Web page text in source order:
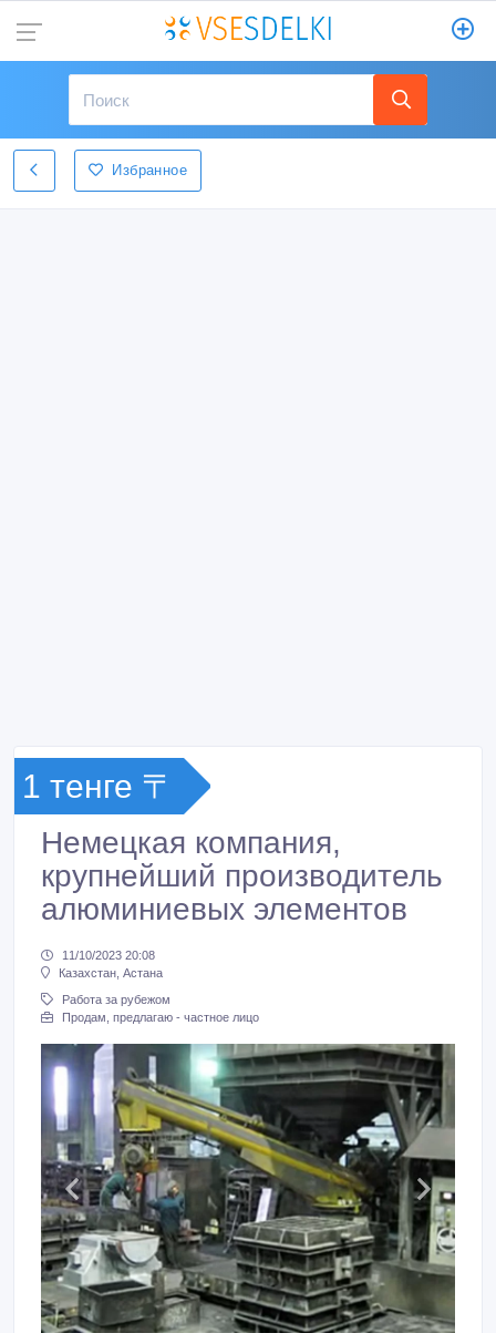
Избранное
1 тенге 〒
Немецкая компания,
крупнейший производитель
алюминиевых элементов
11/10/2023 20:08
Казахстан, Астана
Работа за рубежом
Продам, предлагаю - частное лицо